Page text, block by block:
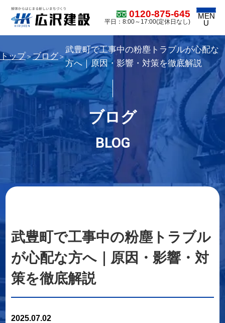
0120-875-645
平日：8:00～17:00(定休日なし)
MEN
U
トップ＞ブログ＞
武豊町で工事中の粉塵トラブルが心配な
方へ｜原因・影響・対策を徹底解説
ブログ
BLOG
武豊町で工事中の粉塵トラブル
が心配な方へ｜原因・影響・対
策を徹底解説
2025.07.02